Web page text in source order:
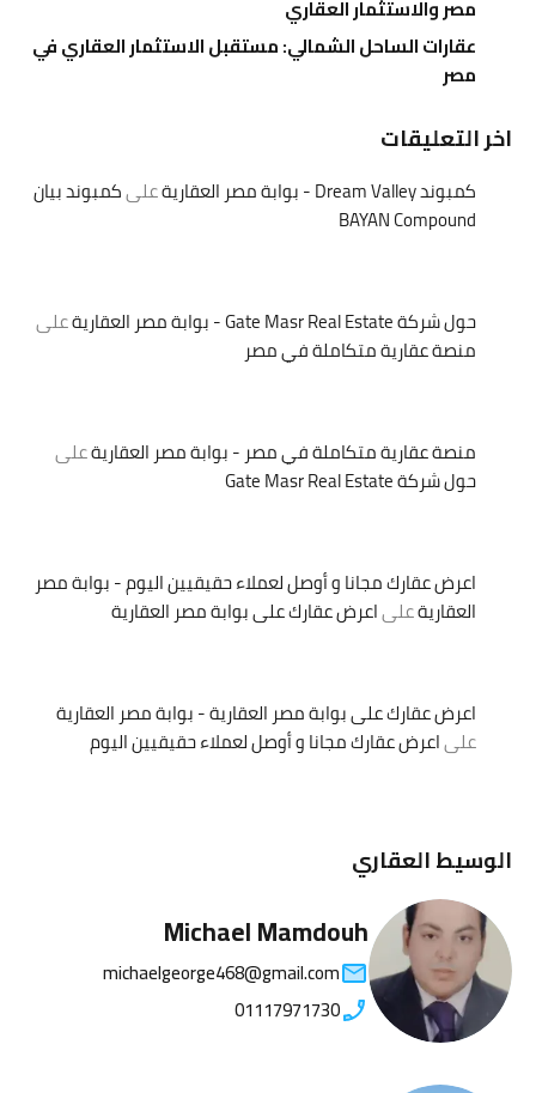
مصر والاستثمار العقاري
عقارات الساحل الشمالي: مستقبل الاستثمار العقاري في
مصر
اخر التعليقات
كمبوند Dream Valley - بوابة مصر العقارية علىكمبوند بيان
BAYAN Compound
حول شركة Gate Masr Real Estate - بوابة مصر العقارية
على
منصة عقارية متكاملة في مصر
منصة عقارية متكاملة في مصر - بوابة مصر العقاريةعلى
حول شركة Gate Masr Real Estate
اعرض عقارك مجانا و أوصل لعملاء حقيقيين اليوم - بوابة مصر
العقاريةعلىاعرض عقارك على بوابة مصر العقارية
اعرض عقارك على بوابة مصر العقارية - بوابة مصر العقارية
علىاعرض عقارك مجانا و أوصل لعملاء حقيقيين اليوم
الوسيط العقاري
Michael Mamdouh
michaelgeorge468@gmail.com
01117971730